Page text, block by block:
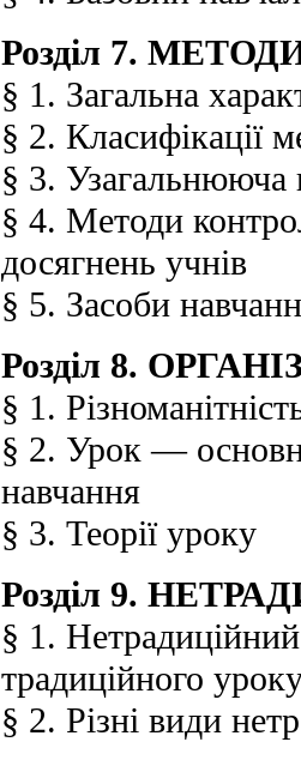
Розділ 7.
§ 1. Загальна
§ 2. Класифікації
§ 3. Узагальнююча
§ 4. Методи
досягнень учнів
§ 5. Засоби
Розділ 8.
§ 1.
§ 2. Урок —
навчання
§ 3. Теорії уроку
Розділ 9.
§ 1.
традиційного
§ 2. Різні види